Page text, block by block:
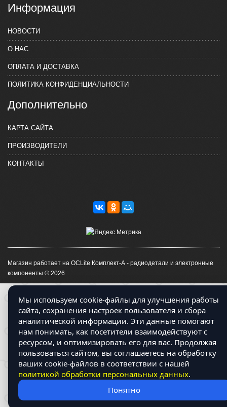
Информация
НОВОСТИ
О НАС
ОПЛАТА И ДОСТАВКА
ПОЛИТИКА КОНФИДЕНЦИАЛЬНОСТИ
Дополнительно
КАРТА САЙТА
ПРОИЗВОДИТЕЛИ
КОНТАКТЫ
Магазин работает на OCLite Комплект-А - радиодетали и электронные
компоненты © 2026
Мы используем cookie-файлы для улучшения работы
сайта, сохранения настроек пользователя и сбора
аналитической информации. Эти данные помогают
нам понимать, как посетители взаимодействуют с
ресурсом, и оптимизировать его для вас. Продолжая
пользоваться сайтом, вы соглашаетесь на обработку
ваших cookie-файлов в соответствии с нашей
политикой обработки персональных данных.
Понятно